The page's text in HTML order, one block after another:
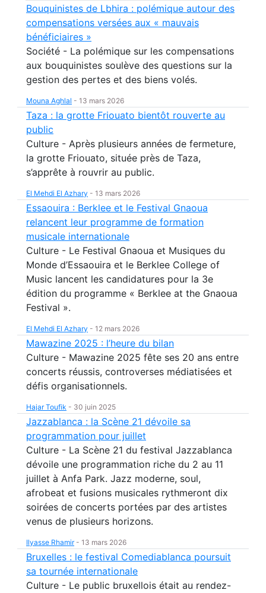
Bouquinistes de Lbhira : polémique autour des
compensations versées aux « mauvais
bénéficiaires »
Société - La polémique sur les compensations
aux bouquinistes soulève des questions sur la
gestion des pertes et des biens volés.
Mouna Aghlal - 13 mars 2026
Taza : la grotte Friouato bientôt rouverte au
public
Culture - Après plusieurs années de fermeture,
la grotte Friouato, située près de Taza,
s’apprête à rouvrir au public.
El Mehdi El Azhary - 13 mars 2026
Essaouira : Berklee et le Festival Gnaoua
relancent leur programme de formation
musicale internationale
Culture - Le Festival Gnaoua et Musiques du
Monde d’Essaouira et le Berklee College of
Music lancent les candidatures pour la 3e
édition du programme « Berklee at the Gnaoua
Festival ».
El Mehdi El Azhary - 12 mars 2026
Mawazine 2025 : l’heure du bilan
Culture - Mawazine 2025 fête ses 20 ans entre
concerts réussis, controverses médiatisées et
défis organisationnels.
Hajar Toufik - 30 juin 2025
Jazzablanca : la Scène 21 dévoile sa
programmation pour juillet
Culture - La Scène 21 du festival Jazzablanca
dévoile une programmation riche du 2 au 11
juillet à Anfa Park. Jazz moderne, soul,
afrobeat et fusions musicales rythmeront dix
soirées de concerts portées par des artistes
venus de plusieurs horizons.
Ilyasse Rhamir- 13 mars 2026
Bruxelles : le festival Comediablanca poursuit
sa tournée internationale
Culture - Le public bruxellois était au rendez-